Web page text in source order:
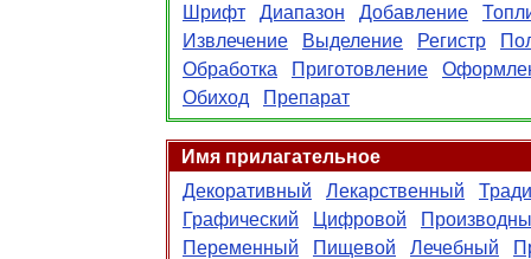
Шрифт
Диапазон Добавление
Извлечение
Выделение Регистр
Обработка
Приготовление
Обиход
Препарат
Имя прилагательное
Декоративный
Лекарственный
Графический
Цифровой
Переменный
Пищевой Лечебный